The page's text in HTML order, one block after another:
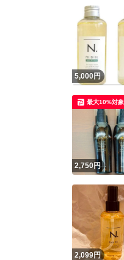
5,000円
2,750円
最大10%対象
2,099円